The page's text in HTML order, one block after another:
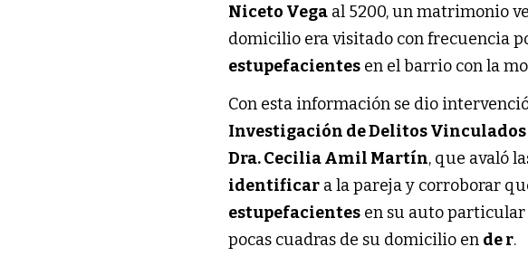
Niceto Vega al 5200, un matrimonio
domicilio era visitado con frecuencia
estupefacientes en el barrio con la
Con esta información se dio
Investigación de Delitos Vinculados
Dra. Cecilia Amil Martín, que avaló
identificar a la pareja y corroborar
estupefacientes en su auto
pocas cuadras de su domicilio en de r.